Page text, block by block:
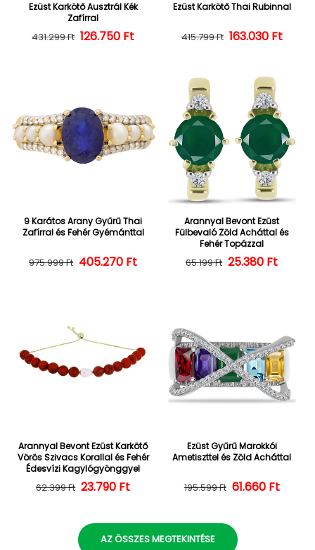
Ezüst Karkötő Ausztrál Kék
Zafírral
Normál ár
431.299 Ft Kedvezményes ár
126.750 Ft
Ezüst Karkötő Thai Rubinnal
Normál ár
415.799 Ft 163.030 Ft
9 Karátos Arany Gyűrű Thai
Zafírral és Fehér Gyémánttal
Normál ár
975.999 Ft Kedvezményes ár
405.270 Ft
Arannyal Bevont Ezüst
Fülbevaló Zöld Acháttal és
Fehér Topázzal
Normál ár
65.199 Ft 25.380 Ft
Arannyal Bevont Ezüst Karkötő
Vörös Szivacs Korallal és Fehér
Édesvízi Kagylógyönggyel
Normál ár
62.399 Ft Kedvezményes ár
23.790 Ft
Ezüst Gyűrű Marokkói
Ametiszttel és Zöld Acháttal
Normál ár
195.599 Ft 61.660 Ft
AZ ÖSSZES MEGTEKINTÉSE